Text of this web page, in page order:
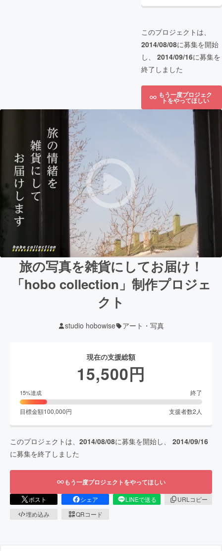
このプロジェクトは、
2014/08/08に募集を開始
し、 2014/09/16に募集を
終了しました
もう一度プロジェク
トをやってほしい
旅の写真を雑貨にしてお届け！
「hobo collection」制作プロジェ
クト
studio hobowise アート・写真
現在の支援総額
15,500円
15%達成 終了
目標金額100,000円 支援者数2 人
このプロジェクトは、 2014/08/08に募集を開始し、 2014/09/16
に募集を終了しました
もう一度プロジェクトをやってほしい
ポスト シェア LINEで送る
URLコピー
埋め込み
QRコード